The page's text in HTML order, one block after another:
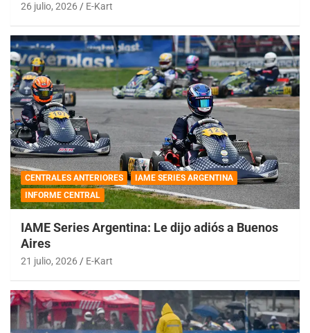
26 julio, 2026 E-Kart
CENTRALES ANTERIORES
IAME SERIES ARGENTINA
INFORME CENTRAL
IAME Series Argentina: Le dijo adiós a Buenos
Aires
21 julio, 2026 E-Kart